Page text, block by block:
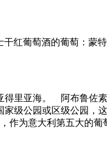
红葡萄酒的葡萄：蒙
里亚海。 阿布鲁佐素
级公园或区级公园，
为意大利第五大的